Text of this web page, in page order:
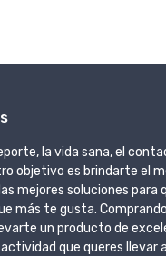
la vida sana, el
objetivo es brindarte el
mejores soluciones para
más te gusta.
un producto de
que queres llevar